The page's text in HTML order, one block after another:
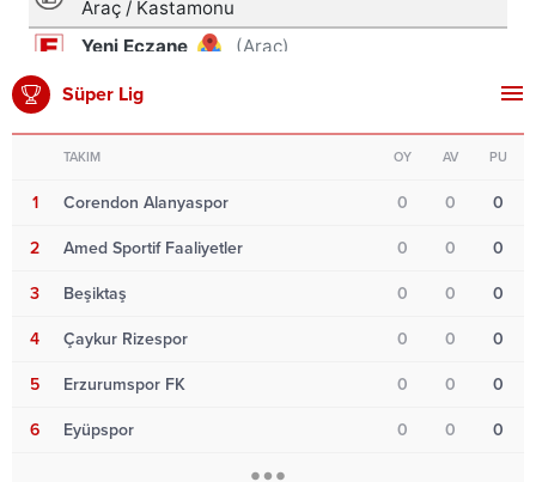
Süper Lig
TAKIM OY AV PU
1 Corendon Alanyaspor 0 0 0
2 Amed Sportif Faaliyetler 0 0 0
3 Beşiktaş 0 0 0
4 Çaykur Rizespor 0 0 0
5 Erzurumspor FK 0 0 0
6 Eyüpspor 0 0 0